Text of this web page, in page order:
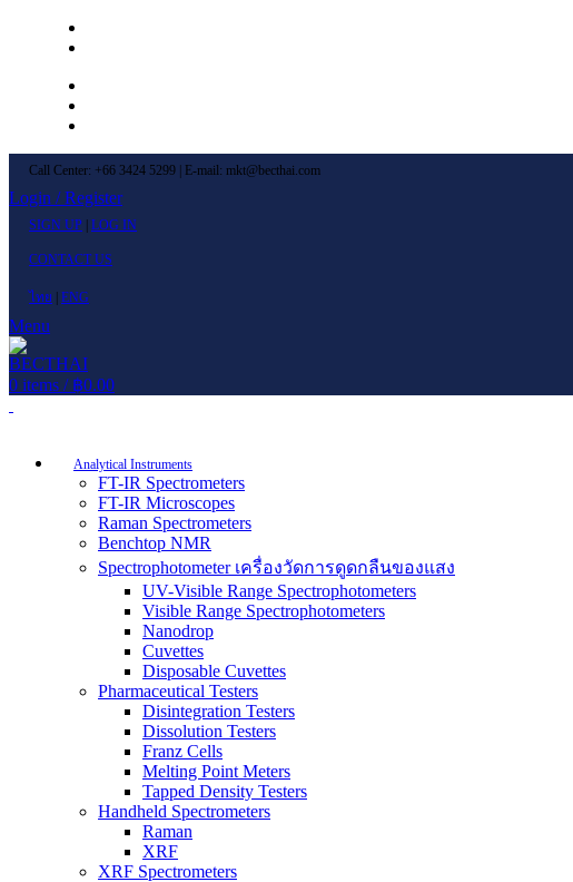
Call Center: +66 3424 5299 | E-mail: mkt@becthai.com
Login / Register
SIGN UP LOG IN
CONTACT US
ไทย ENG
Menu
0 items / ฿0.00
Analytical Instruments
FT-IR Spectrometers
FT-IR Microscopes
Raman Spectrometers
Benchtop NMR
Spectrophotometer เครื่องวัดการดูดกลืนของแสง
UV-Visible Range Spectrophotometers
Visible Range Spectrophotometers
Nanodrop
Cuvettes
Disposable Cuvettes
Pharmaceutical Testers
Disintegration Testers
Dissolution Testers
Franz Cells
Melting Point Meters
Tapped Density Testers
Handheld Spectrometers
Raman
XRF
XRF Spectrometers